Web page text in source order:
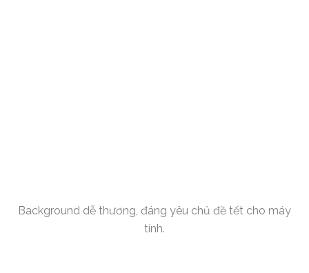
Background dễ thương, đáng yêu chủ đề tết cho máy
tính.